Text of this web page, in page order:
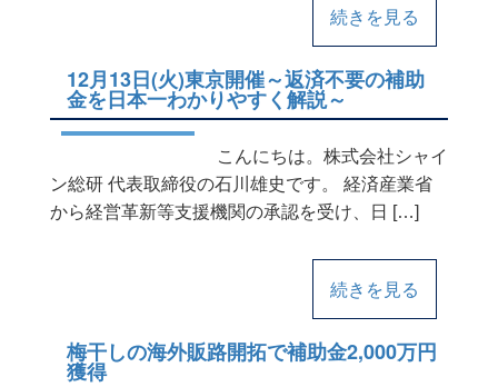
続きを見る
12月13日(火)東京開催～返済不要の補助
金を日本一わかりやすく解説～
こんにちは。株式会社シャイ
ン総研 代表取締役の石川雄史です。 経済産業省
から経営革新等支援機関の承認を受け、日 […]
続きを見る
梅干しの海外販路開拓で補助金2,000万円
獲得